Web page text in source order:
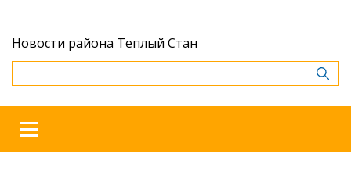
Новости района Теплый Стан